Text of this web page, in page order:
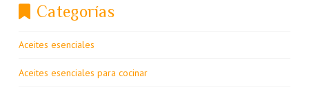
Categorías
Aceites esenciales
Aceites esenciales para cocinar